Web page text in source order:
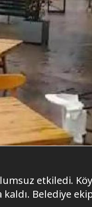
etkiledi.
Belediye